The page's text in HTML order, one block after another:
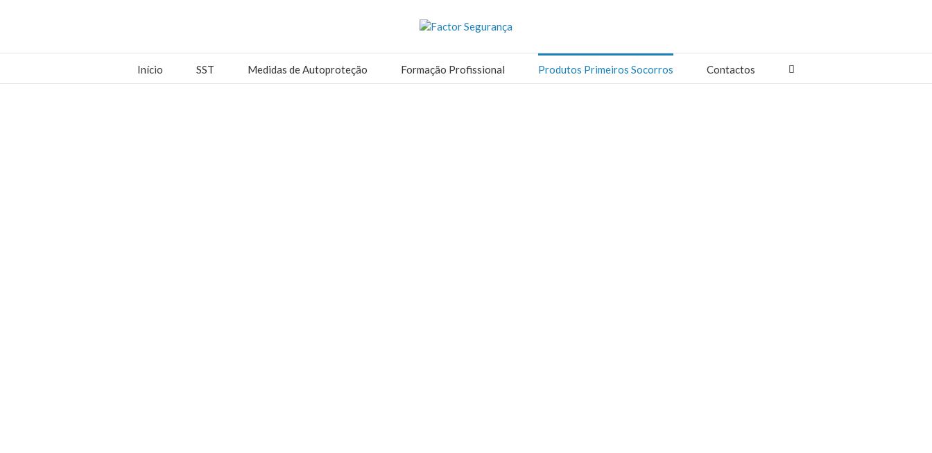
Início SST Medidas de Autoproteção Formação Profissional Produtos Primeiros Socorros Contactos